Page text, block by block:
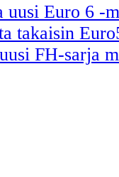
uusi Euro 6 -
takaisin
FH-sarja